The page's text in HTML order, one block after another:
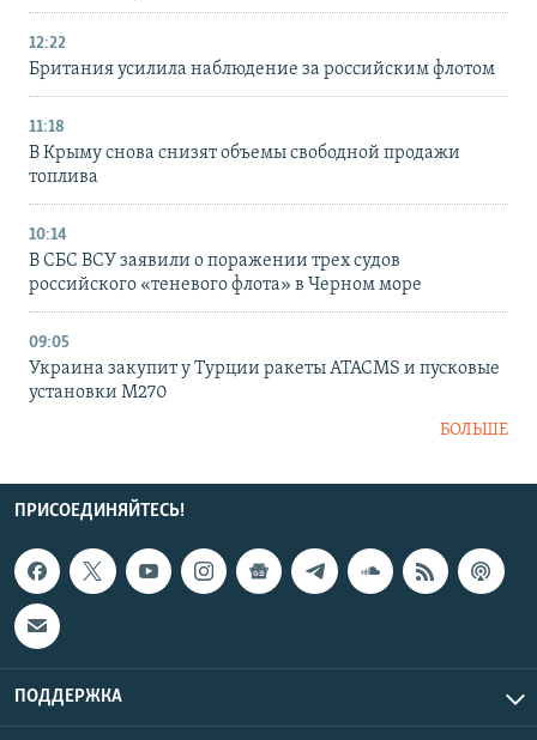
12:22
Британия усилила наблюдение за российским флотом
11:18
В Крыму снова снизят объемы свободной продажи
топлива
10:14
В СБС ВСУ заявили о поражении трех судов
российского «теневого флота» в Черном море
09:05
Украина закупит у Турции ракеты ATACMS и пусковые
установки M270
БОЛЬШЕ
ПРИСОЕДИНЯЙТЕСЬ!
ПОДДЕРЖКА